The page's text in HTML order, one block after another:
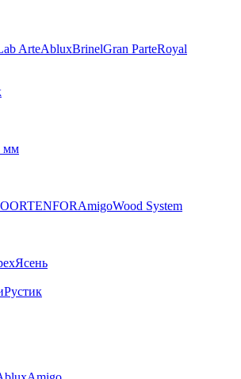
ArteAbluxBrinelGran ParteRoyal
мм
TENFORAmigoWood System
Ясень
Рустик